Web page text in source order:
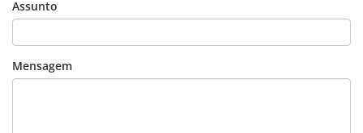
Assunto
Mensagem